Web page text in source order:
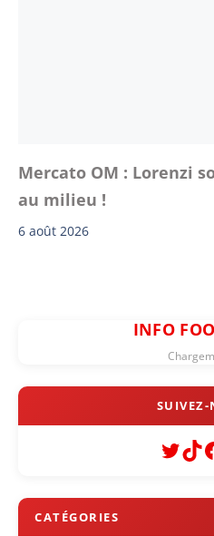
Mercato OM : Lorenzi
au milieu !
6 août 2026
INFO